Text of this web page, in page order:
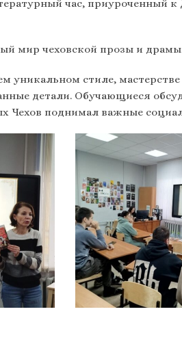
час, приуроченный
мир чеховской прозы и
уникальном стиле,
детали. Обучающиеся
Чехов поднимал важные